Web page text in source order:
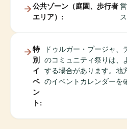
公共ゾーン（庭園、歩行者
エリア）:
特
別
イ
ベ
ン
ト:
ドゥルガー・プージャ
のコミュニティ祭りは、
する場合があります。地
のイベントカレンダーを